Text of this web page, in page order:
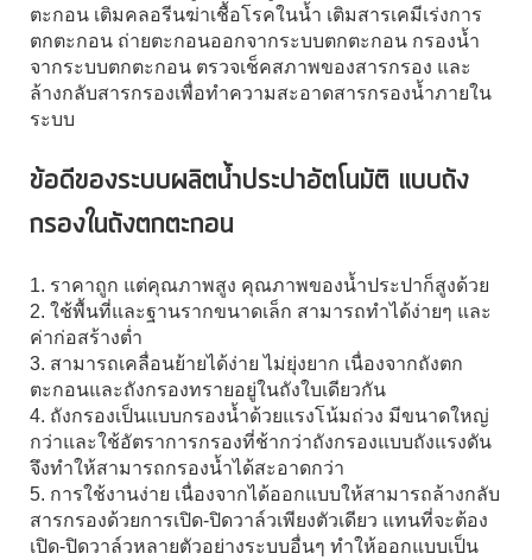
ตะกอน เติมคลอรีนฆ่าเชื้อโรคในน้ำ เติมสารเคมีเร่งการ
ตกตะกอน ถ่ายตะกอนออกจากระบบตกตะกอน กรองน้ำ
จากระบบตกตะกอน ตรวจเช็คสภาพของสารกรอง และ
ล้างกลับสารกรองเพื่อทำความสะอาดสารกรองน้ำภายใน
ระบบ
ข้อดีของระบบผลิตน้ำประปาอัตโนมัติ แบบถัง
กรองในถังตกตะกอน
1. ราคาถูก แต่คุณภาพสูง คุณภาพของน้ำประปาก็สูงด้วย
2. ใช้พื้นที่และฐานรากขนาดเล็ก สามารถทำได้ง่ายๆ และ
ค่าก่อสร้างต่ำ
3. สามารถเคลื่อนย้ายได้ง่าย ไม่ยุ่งยาก เนื่องจากถังตก
ตะกอนและถังกรองทรายอยู่ในถังใบเดียวกัน
4. ถังกรองเป็นแบบกรองน้ำด้วยแรงโน้มถ่วง มีขนาดใหญ่
กว่าและใช้อัตราการกรองที่ช้ากว่าถังกรองแบบถังแรงดัน
จึงทำให้สามารถกรองน้ำได้สะอาดกว่า
5. การใช้งานง่าย เนื่องจากได้ออกแบบให้สามารถล้างกลับ
สารกรองด้วยการเปิด-ปิดวาล์วเพียงตัวเดียว แทนที่จะต้อง
เปิด-ปิดวาล์วหลายตัวอย่างระบบอื่นๆ ทำให้ออกแบบเป็น